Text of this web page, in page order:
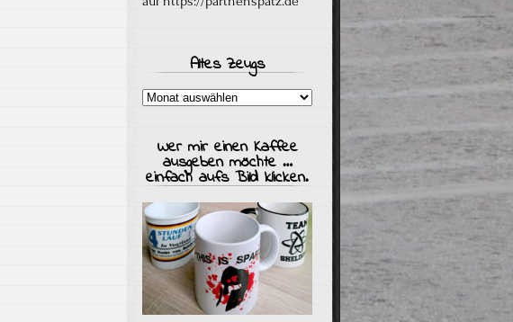
Altes Zeugs
Altes
Zeugs
Wer mir einen Kaffee
ausgeben möchte …
einfach aufs Bild klicken.